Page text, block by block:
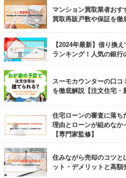
マンション買取業者お
買取再販戸数や保証を徹
【2024年最新】借り換
ランキング！人気の銀
スーモカウンターの口コ
を徹底解説【注文住宅・
住宅ローンの審査に落ち
理由とローンが組めなか
【専門家監修】
住みながら売却のコツと
ット・デメリットと高額